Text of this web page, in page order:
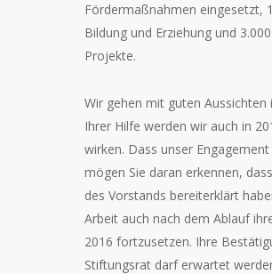
Fördermaßnahmen eingesetzt,
Bildung und Erziehung und
Projekte.
Wir gehen mit guten Aussichten
Ihrer Hilfe werden wir auch in
wirken. Dass unser
mögen Sie daran erkennen,
des Vorstands bereiterklärt
Arbeit auch nach dem Ablauf
2016 fortzusetzen. Ihre
Stiftungsrat darf erwartet